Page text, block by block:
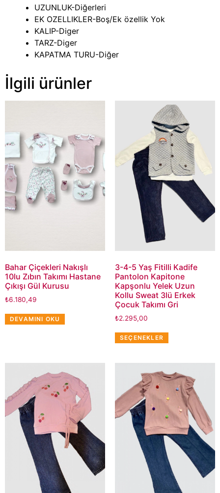
UZUNLUK-Diğerleri
EK OZELLIKLER-Boş/Ek özellik Yok
KALIP-Diger
TARZ-Diger
KAPATMA TURU-Diğer
İlgili ürünler
Bahar Çiçekleri Nakışlı
10lu Zıbın Takımı Hastane
Çıkışı Gül Kurusu
₺6.180,49
DEVAMINI OKU
3-4-5 Yaş Fitilli Kadife
Pantolon Kapitone
Kapşonlu Yelek Uzun
Kollu Sweat 3lü Erkek
Çocuk Takımı Gri
₺2.295,00
SEÇENEKLER